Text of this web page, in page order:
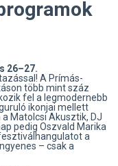
26–27.
A Prímás-
több mint száz
fel a legmodernebb
ikonjai mellett
Matolcsi Akusztik, DJ
pedig Oszvald Marika
a
– csak a